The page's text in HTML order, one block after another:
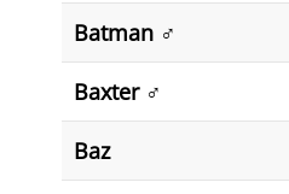
Batman ♂️
Baxter ♂️
Baz